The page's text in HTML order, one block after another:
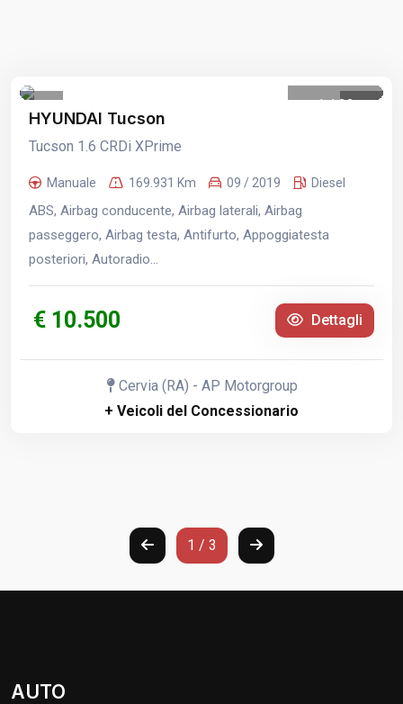
1 /32
HYUNDAI Tucson
Tucson 1.6 CRDi XPrime
Manuale 169.931 Km 09 / 2019 Diesel
ABS, Airbag conducente, Airbag laterali, Airbag
passeggero, Airbag testa, Antifurto, Appoggiatesta
posteriori, Autoradio...
€ 10.500 Dettagli
Cervia (RA) - AP Motorgroup
+ Veicoli del Concessionario
1 / 3
AUTO